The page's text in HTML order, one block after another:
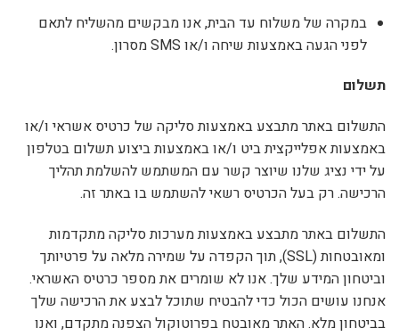
במקרה של משלוח עד הבית, אנו מבקשים מהשליח לתאם
לפני הגעה באמצעות שיחה ו/או SMS מסרון.
תשלום
התשלום באתר מתבצע באמצעות סליקה של כרטיס אשראי ו/או
באמצעות אפלייקצית ביט ו/או באמצעות ביצוע תשלום בטלפון
על ידי נציג שלנו שיוצר קשר עם המשתמש להשלמת תהליך
הרכישה. רק בעל הכרטיס רשאי להשתמש בו באתר זה.
התשלום באתר מתבצע באמצעות מערכות סליקה מתקדמות
ומאובטחות (SSL), תוך הקפדה על שמירה מלאה על פרטיותך
וביטחון המידע שלך. אנו לא שומרים את מספר כרטיס האשראי.
אנחנו עושים הכול כדי להבטיח שתוכל לבצע את הרכישה שלך
בביטחון מלא. האתר מאובטח בפרוטוקול הצפנה מתקדם, ואנו